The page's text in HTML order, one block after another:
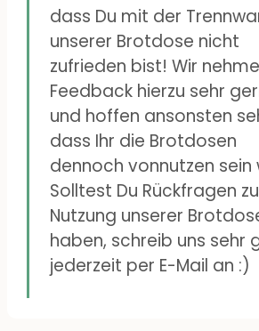
großen Semmeln
oder mit Obst und
das beliebig
zusammengemixt
darf. Für das eigentlich
angedachte
Mehrkomponenten-
(z.B. teilweise feuchtes
Obst/Gemüse und
dass Du mit der
unserer Brotdose nicht
zufrieden bist! Wir
Feedback hierzu sehr
und hoffen ansonsten
dass Ihr die Brotdosen
dennoch vonnutzen sein
Solltest Du Rückfragen
Nutzung unserer
haben, schreib uns sehr
jederzeit per E-Mail an :)